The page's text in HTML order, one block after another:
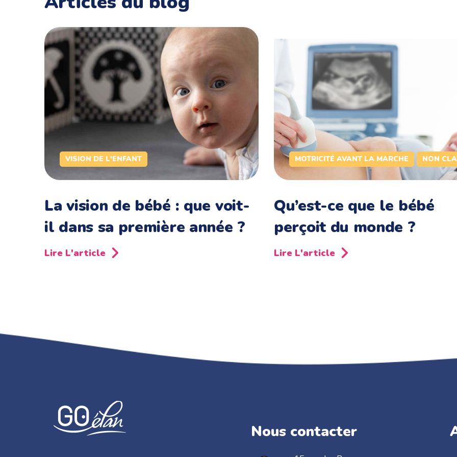
VISION DE L'ENFANT
La vision de bébé : que voit-
il dans sa première année ?
Lire L'article
MOTRICITÉ AVANT LA MARCHE NON
Qu’est-ce que le bébé
perçoit du monde ?
Lire L'article
Nous contacter